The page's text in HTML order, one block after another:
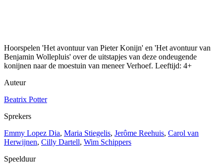
Hoorspelen 'Het avontuur van Pieter Konijn' en 'Het avontuur van
Benjamin Wollepluis' over de uitstapjes van deze ondeugende
konijnen naar de moestuin van meneer Verhoef. Leeftijd: 4+
Auteur
Beatrix Potter
Sprekers
Emmy Lopez Dia, Maria Stiegelis, Jerôme Reehuis, Carol van
Herwijnen, Cilly Dartell, Wim Schippers
Speelduur